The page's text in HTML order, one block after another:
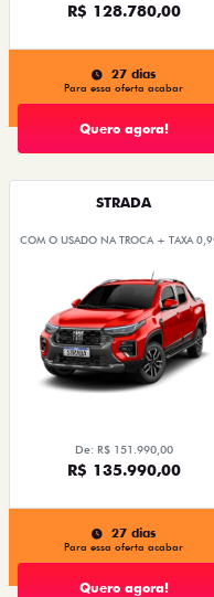
R$ 128.780,00
27 dias
Para essa oferta acabar
Quero agora!
STRADA
COM O USADO NA TROCA + TAXA
De: R$ 151.990,00
R$ 135.990,00
27 dias
Para essa oferta acabar
Quero agora!